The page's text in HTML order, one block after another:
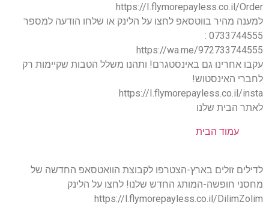
https://I.flymorepayless.co.il/Order
למענה מהיר בווטסאפ לחצו על הלינק או שלחו הודעה למספר
0733744555 :
https://wa.me/972733744555
עקבו אחרינו גם באינסטגרם! ותהנו משלל הטבות שקיימות רק
לחברי האינסטוש!
https://I.flymorepayless.co.il/insta
לאתר הבית שלנו
עמוד הבית
לדילים זולים בארץ-הצטרפו לקבוצת הוואטסאפ החדשה של
מחסני חופשה-המותג החדש שלנו! לחצו על הלינק
https://l.flymorepayless.co.il/DilimZolim